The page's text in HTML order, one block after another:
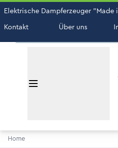
Elektrische Dampferzeuger "Made
Kontakt
Über uns
Home